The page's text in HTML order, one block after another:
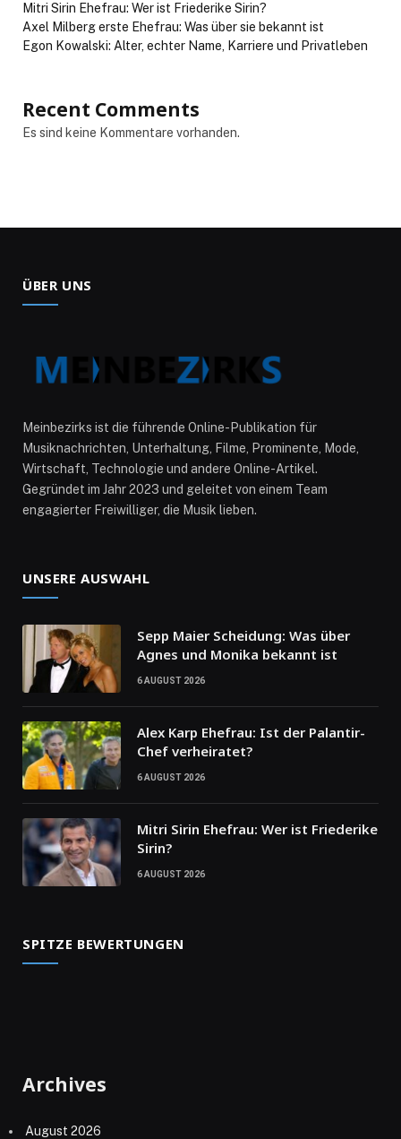
Mitri Sirin Ehefrau: Wer ist Friederike Sirin?
Axel Milberg erste Ehefrau: Was über sie bekannt ist
Egon Kowalski: Alter, echter Name, Karriere und Privatleben
Recent Comments
Es sind keine Kommentare vorhanden.
ÜBER UNS
Meinbezirks ist die führende Online-Publikation für
Musiknachrichten, Unterhaltung, Filme, Prominente, Mode,
Wirtschaft, Technologie und andere Online-Artikel.
Gegründet im Jahr 2023 und geleitet von einem Team
engagierter Freiwilliger, die Musik lieben.
UNSERE AUSWAHL
Sepp Maier Scheidung: Was über
Agnes und Monika bekannt ist
6 AUGUST 2026
Alex Karp Ehefrau: Ist der Palantir-
Chef verheiratet?
6 AUGUST 2026
Mitri Sirin Ehefrau: Wer ist Friederike
Sirin?
6 AUGUST 2026
SPITZE BEWERTUNGEN
Archives
August 2026